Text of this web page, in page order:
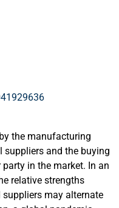
the manufacturing
suppliers and the buying
in the market. In an
relative strengths
may alternate